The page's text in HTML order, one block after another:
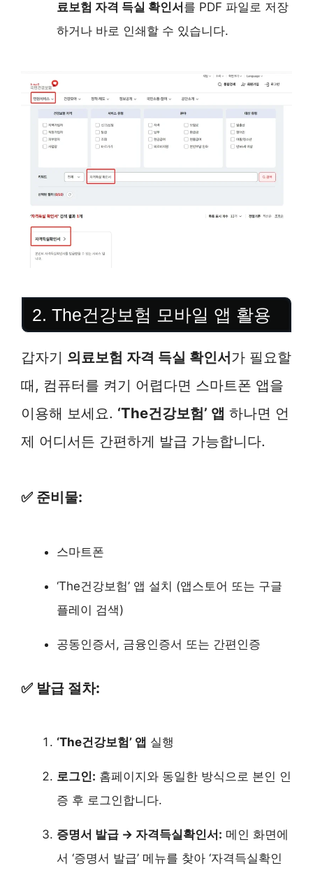
료보험 자격 득실 확인서를 PDF 파일로 저장
하거나 바로 인쇄할 수 있습니다.
2. The건강보험 모바일 앱 활용
갑자기 의료보험 자격 득실 확인서가 필요할
때, 컴퓨터를 켜기 어렵다면 스마트폰 앱을
이용해 보세요. ‘The건강보험’ 앱 하나면 언
제 어디서든 간편하게 발급 가능합니다.
✅ 준비물:
스마트폰
‘The건강보험’ 앱 설치 (앱스토어 또는 구글
플레이 검색)
공동인증서, 금융인증서 또는 간편인증
✅ 발급 절차:
‘The건강보험’ 앱 실행
로그인: 홈페이지와 동일한 방식으로 본인 인
증 후 로그인합니다.
증명서 발급 → 자격득실확인서: 메인 화면에
서 ‘증명서 발급’ 메뉴를 찾아 ‘자격득실확인